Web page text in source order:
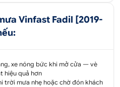
Vinfast Fadil [2019-
xe nóng bức khi mở cửa — vè
hiệu quả hơn
trời mưa nhẹ hoặc chờ đón khách